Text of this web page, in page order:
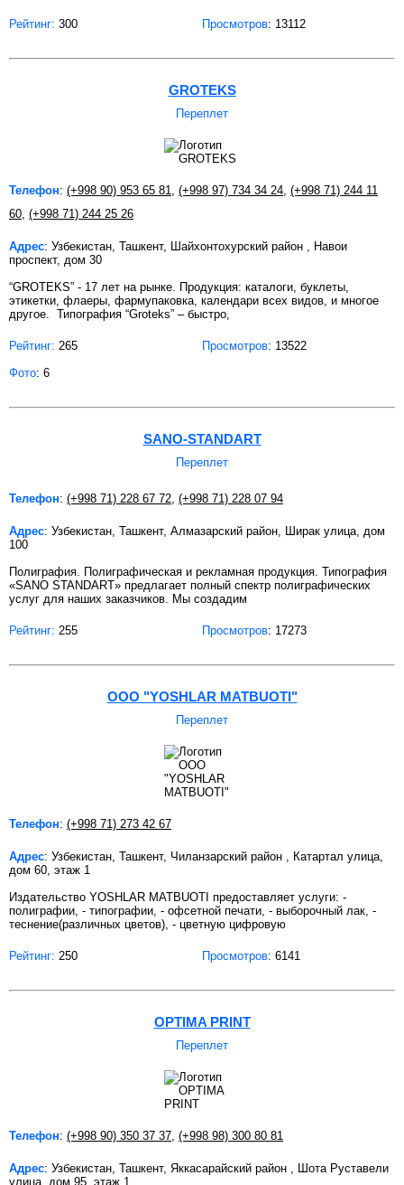
Рейтинг: 300 Просмотров: 13112
GROTEKS
Переплет
Телефон: (+998 90) 953 65 81 (+998 97) 734 34 24 (+998 71) 244 11
60 (+998 71) 244 25 26
Адрес: Узбекистан, Ташкент, Шайхонтохурский район , Навои
проспект, дом 30
“GROTEKS” - 17 лет на рынке. Продукция: каталоги, буклеты,
этикетки, флаеры, фармупаковка, календари всех видов, и многое
другое. Типография “Groteks” – быстро,
Рейтинг: 265 Просмотров: 13522
Фото: 6
SANO-STANDART
Переплет
Телефон: (+998 71) 228 67 72 (+998 71) 228 07 94
Адрес: Узбекистан, Ташкент, Алмазарский район, Ширак улица, дом
100
Полиграфия. Полиграфическая и рекламная продукция. Типография
«SANO STANDART» предлагает полный спектр полиграфических
услуг для наших заказчиков. Мы создадим
Рейтинг: 255 Просмотров: 17273
ООО "YOSHLAR MATBUOTI"
Переплет
Телефон: (+998 71) 273 42 67
Адрес: Узбекистан, Ташкент, Чиланзарский район , Катартал улица,
дом 60, этаж 1
Издательство YOSHLAR MATBUOTI предоставляет услуги: -
полиграфии, - типографии, - офсетной печати, - выборочный лак, -
теснение(различных цветов), - цветную цифровую
Рейтинг: 250 Просмотров: 6141
OPTIMA PRINT
Переплет
Телефон: (+998 90) 350 37 37 (+998 98) 300 80 81
Адрес: Узбекистан, Ташкент, Яккасарайский район , Шота Руставели
улица, дом 95, этаж 1